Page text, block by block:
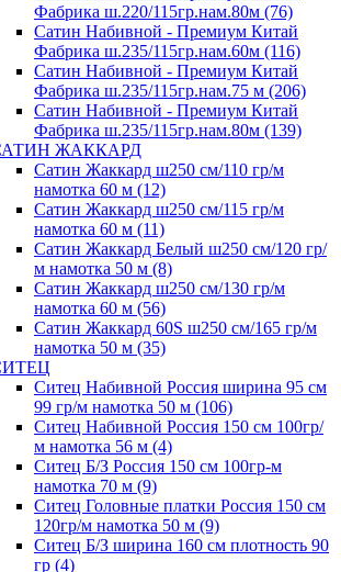
Фабрика ш.220/115гр.нам.80м (76)
Сатин Набивной - Премиум Китай
Фабрика ш.235/115гр.нам.60м (116)
Сатин Набивной - Премиум Китай
Фабрика ш.235/115гр.нам.75 м (206)
Сатин Набивной - Премиум Китай
Фабрика ш.235/115гр.нам.80м (139)
ЖАККАРД
Сатин Жаккард ш250 см/110 гр/м
намотка 60 м (12)
Сатин Жаккард ш250 см/115 гр/м
намотка 60 м (11)
Сатин Жаккард Белый ш250 см/120 гр/
м намотка 50 м (8)
Сатин Жаккард ш250 см/130 гр/м
намотка 60 м (56)
Сатин Жаккард 60S ш250 см/165 гр/м
намотка 50 м (35)
Ситец Набивной Россия ширина 95 см
99 гр/м намотка 50 м (106)
Ситец Набивной Россия 150 см 100гр/
м намотка 56 м (4)
Ситец Б/З Россия 150 см 100гр-м
намотка 70 м (9)
Ситец Головные платки Россия 150 см
120гр/м намотка 50 м (9)
Ситец Б/З ширина 160 см плотность 90
гр (4)